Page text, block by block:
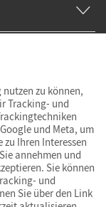
zu können,
Tracking- und
und Meta, um
Ihren Interessen
annehmen und
Sie können
und
Sie über den Link